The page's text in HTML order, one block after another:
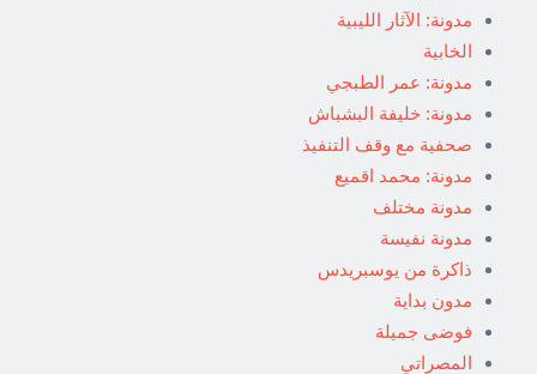
مدونة: الآثار الليبية
الخابية
مدونة: عمر الطبجي
مدونة: خليفة البشباش
صحفية مع وقف التنفيذ
مدونة: محمد اقميع
مدونة مختلف
مدونة نفيسة
ذاكرة من يوسبريدس
مدون بداية
فوضى جميلة
المصراتي